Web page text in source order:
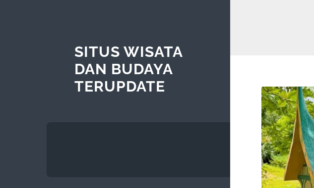
SITUS WISATA
DAN BUDAYA
TERUPDATE